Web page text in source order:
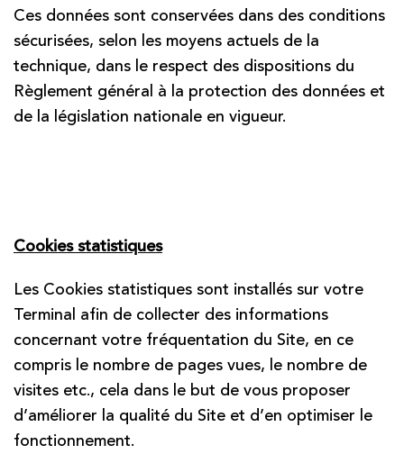
Ces données sont conservées dans des conditions
sécurisées, selon les moyens actuels de la
technique, dans le respect des dispositions du
Règlement général à la protection des données et
de la législation nationale en vigueur.
Cookies statistiques
Les Cookies statistiques sont installés sur votre
Terminal afin de collecter des informations
concernant votre fréquentation du Site, en ce
compris le nombre de pages vues, le nombre de
visites etc., cela dans le but de vous proposer
d’améliorer la qualité du Site et d’en optimiser le
fonctionnement.